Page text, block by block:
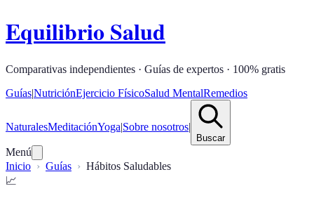
Equilibrio Salud
Comparativas independientes · Guías de expertos · 100% gratis
Guías|NutriciónEjercicio FísicoSalud MentalRemedios
NaturalesMeditaciónYoga|Sobre nosotros|
Buscar
Menú
Inicio
Guías
Hábitos Saludables
📈